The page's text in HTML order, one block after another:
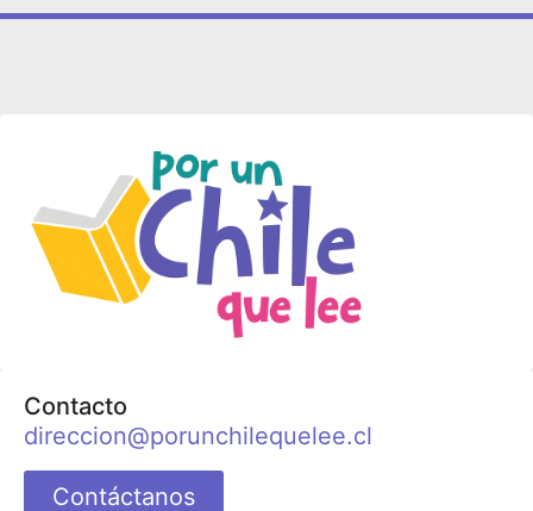
Contacto
direccion@porunchilequelee.cl
Contáctanos